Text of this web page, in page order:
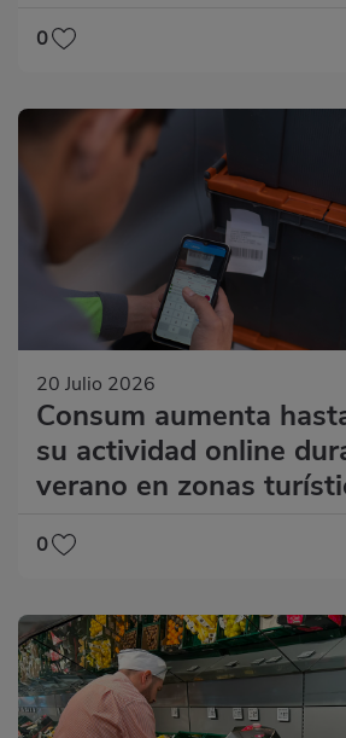
0
20 Julio 2026
Consum aumenta
su actividad online
verano en zonas
0